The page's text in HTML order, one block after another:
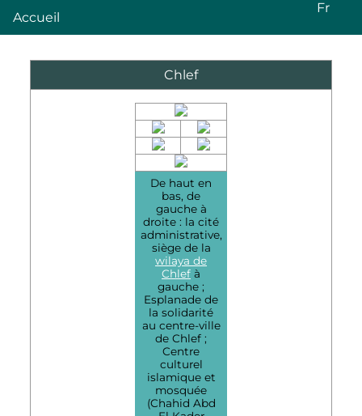
Accueil
Fr
Chlef
De haut en
bas, de
gauche à
droite : la cité
administrative,
siège de la
wilaya de
Chlef à
gauche ;
Esplanade de
la solidarité
au centre-ville
de Chlef ;
Centre
culturel
islamique et
mosquée
(Chahid Abd